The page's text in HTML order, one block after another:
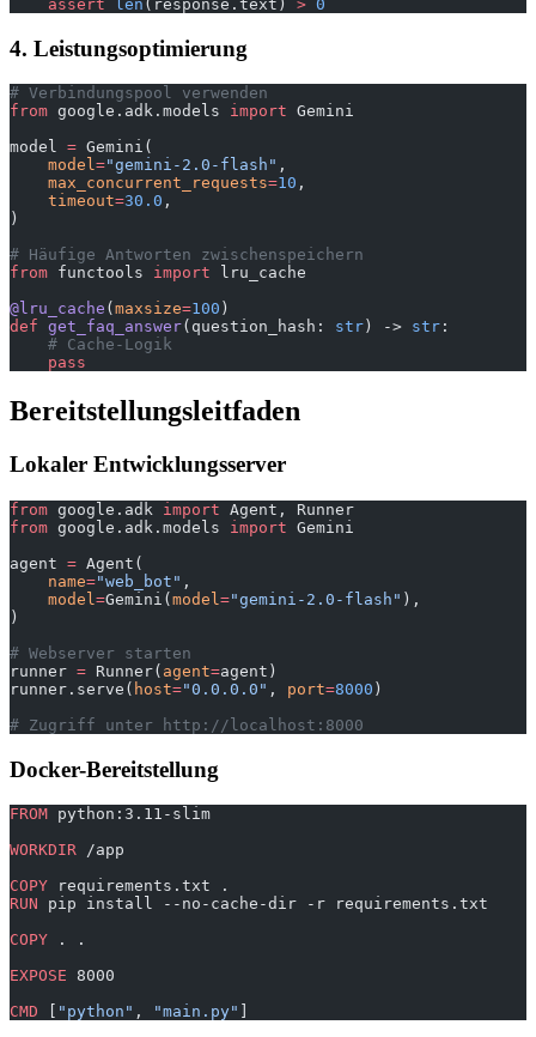
    assert
len (response.text) > 0
4. Leistungsoptimierung
# Verbindungspool verwenden
from google.adk.models import Gemini
model = Gemini(
    model
="gemini-2.0-flash" ,
    max_concurrent_requests
=10 ,
    timeout
=30.0 ,
)
# Häufige Antworten zwischenspeichern
from functools import lru_cache
@lru_cache ( maxsize=100 )
def get_faq_answer(question_hash: str ) -> str :
    # Cache-Logik
    pass
Bereitstellungsleitfaden
Lokaler Entwicklungsserver
from google.adk import Agent, Runner
from google.adk.models import Gemini
agent = Agent(
    name
="web_bot" ,
    model
=Gemini( model ="gemini-2.0-flash" ),
)
# Webserver starten
runner = Runner( agent=agent)
runner.serve( host="0.0.0.0" , port=8000 )
# Zugriff unter http://localhost:8000
Docker-Bereitstellung
FROM python:3.11-slim
WORKDIR /app
COPY requirements.txt .
RUN pip install --no-cache-dir -r requirements.txt
COPY . .
EXPOSE 8000
CMD
"python" , "main.py"